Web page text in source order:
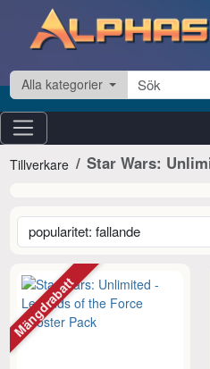
Hoppa till innehåll
Alla kategorier
Tillverkare Star Wars:
Mängdrabatt